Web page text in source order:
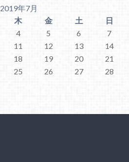
2019年7月
木 金 土
日
4 5 6
7
11 12 13
14
18 19 20
21
25 26 27
28